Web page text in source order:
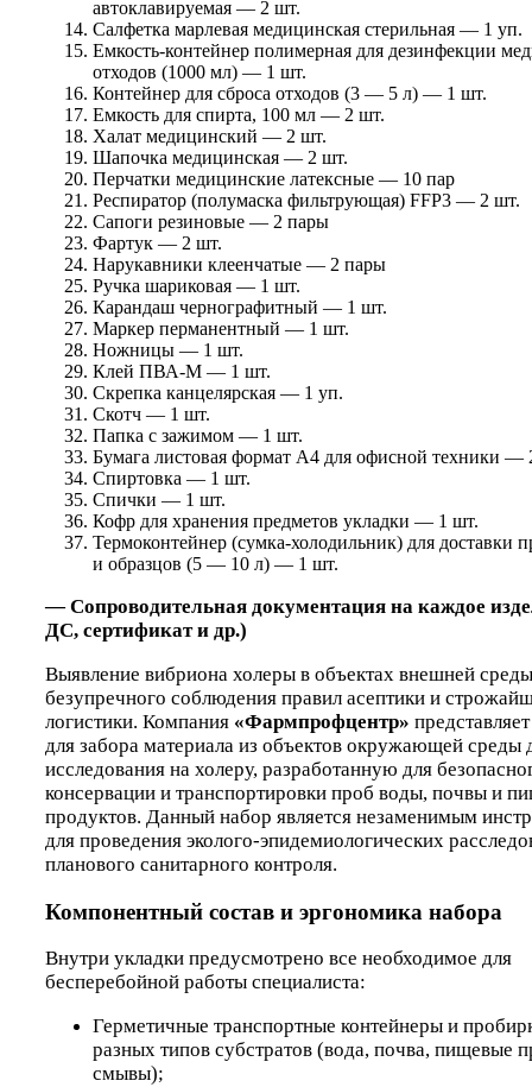
автоклавируемая — 2 шт.
Салфетка марлевая медицинская стерильная — 1 уп.
Емкость-контейнер полимерная для дезинфекции
отходов (1000 мл) — 1 шт.
Контейнер для сброса отходов (3 — 5 л) — 1 шт.
Емкость для спирта, 100 мл — 2 шт.
Халат медицинский — 2 шт.
Шапочка медицинская — 2 шт.
Перчатки медицинские латексные — 10 пар
Респиратор (полумаска фильтрующая) FFP3 — 2 шт.
Сапоги резиновые — 2 пары
Фартук — 2 шт.
Нарукавники клеенчатые — 2 пары
Ручка шариковая — 1 шт.
Карандаш чернографитный — 1 шт.
Маркер перманентный — 1 шт.
Ножницы — 1 шт.
Клей ПВА-М — 1 шт.
Скрепка канцелярская — 1 уп.
Скотч — 1 шт.
Папка с зажимом — 1 шт.
Бумага листовая формат A4 для офисной техники —
Спиртовка — 1 шт.
Спички — 1 шт.
Кофр для хранения предметов укладки — 1 шт.
Термоконтейнер (сумка-холодильник) для доставки
и образцов (5 — 10 л) — 1 шт.
— Сопроводительная документация на каждое
ДС, сертификат и др.)
Выявление вибриона холеры в объектах внешней
безупречного соблюдения правил асептики и
логистики. Компания «Фармпрофцентр»
для забора материала из объектов окружающей среды
исследования на холеру, разработанную для
консервации и транспортировки проб воды, почвы и
продуктов. Данный набор является незаменимым
для проведения эколого-эпидемиологических
планового санитарного контроля.
Компонентный состав и эргономика набора
Внутри укладки предусмотрено все необходимое для
бесперебойной работы специалиста:
Герметичные транспортные контейнеры и
разных типов субстратов (вода, почва, пищевые
смывы);